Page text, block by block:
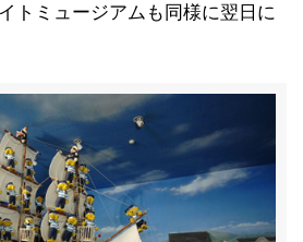
トミュージアムも同様に翌日に